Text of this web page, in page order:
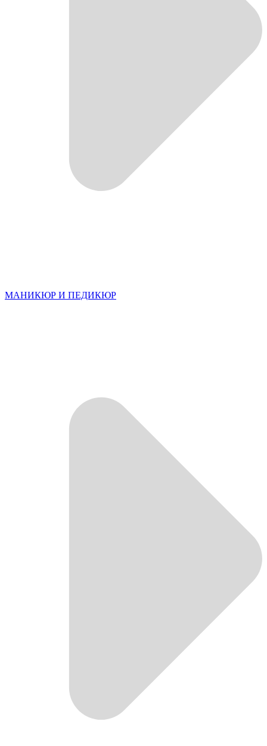
МАНИКЮР И ПЕДИКЮР